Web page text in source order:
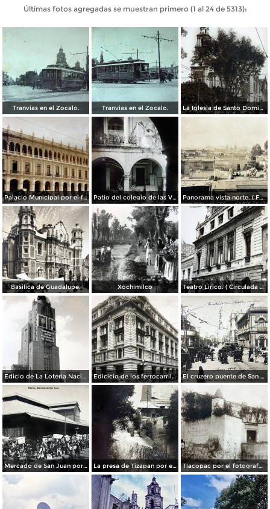
Últimas fotos agregadas se muestran primero (1 al 24 de 5313):
Tranvias en el Zocalo. Tranvias en el Zocalo. La Iglesia de Santo Domingo.
Palacio Municipal por el fotografo Hugo Brehme.. Patio del colegio de las Vizcainas por el fotografo Hugo Brehme. Panorama vista norte. ( Fechada el 20 de Junio de 1905 ).
Basilica de Guadalupe. Xochimilco Teatro Lirico. ( Circulada el 1 de Agosto de 1926 ).
Edicio de La Loteria Nacional Ciudad de México Abril de 1964 Edicicio de los ferrocarriles. El cruzero puente de San Francisco y Guardiola por el fotografo Felix Miret.
Mercado de San Juan por el fotografo Felix Miret La presa de Tizapan por el fotografo Fernando Kososky. ( Circulada el 22 de Diembre de 1910 ). Tlacopac por el fotografo Hugo Brehme.